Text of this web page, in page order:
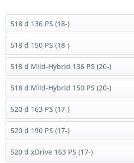
518 d 136 PS (18-)
518 d 150 PS (18-)
518 d Mild-Hybrid 136 PS (20-)
518 d Mild-Hybrid 150 PS (20-)
520 d 163 PS (17-)
520 d 190 PS (17-)
520 d xDrive 163 PS (17-)